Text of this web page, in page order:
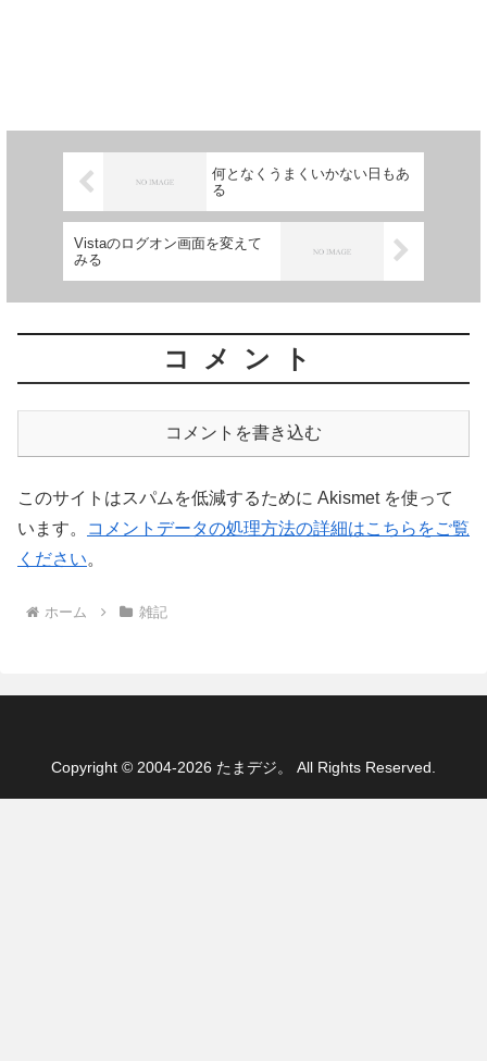
何となくうまくいかない日もあ
る
Vistaのログオン画面を変えて
みる
コメント
コメントを書き込む
このサイトはスパムを低減するために Akismet を使って
います。
コメントデータの処理方法の詳細はこちらをご覧
ください。
ホーム 雑記
Copyright © 2004-2026 たまデジ。 All Rights Reserved.